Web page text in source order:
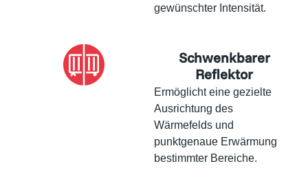
gewünschter Intensität.
Schwenkbarer
Reflektor
Ermöglicht eine gezielte
Ausrichtung des
Wärmefelds und
punktgenaue Erwärmung
bestimmter Bereiche.